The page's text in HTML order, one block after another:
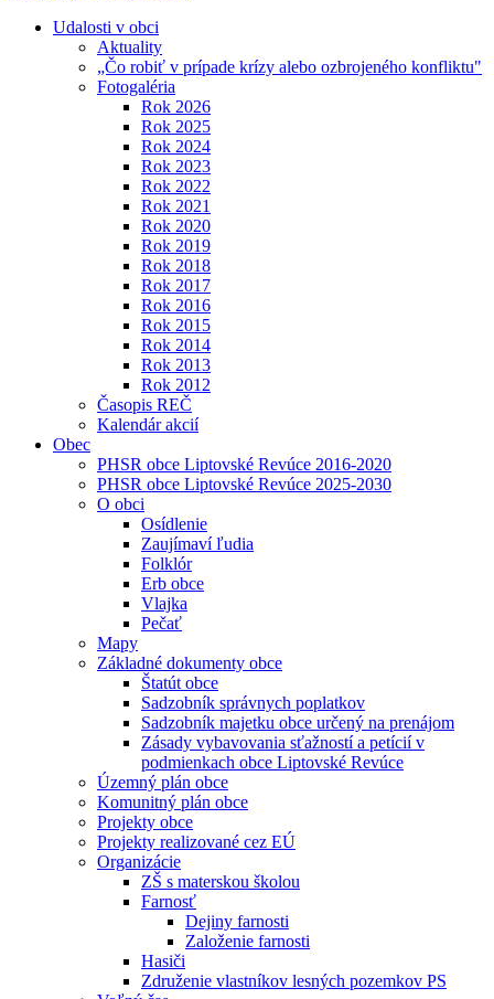
Udalosti v obci
Aktuality
„Čo robiť v prípade krízy alebo ozbrojeného konfliktu"
Fotogaléria
Rok 2026
Rok 2025
Rok 2024
Rok 2023
Rok 2022
Rok 2021
Rok 2020
Rok 2019
Rok 2018
Rok 2017
Rok 2016
Rok 2015
Rok 2014
Rok 2013
Rok 2012
Časopis REČ
Kalendár akcií
Obec
PHSR obce Liptovské Revúce 2016-2020
PHSR obce Liptovské Revúce 2025-2030
O obci
Osídlenie
Zaujímaví ľudia
Folklór
Erb obce
Vlajka
Pečať
Mapy
Základné dokumenty obce
Štatút obce
Sadzobník správnych poplatkov
Sadzobník majetku obce určený na prenájom
Zásady vybavovania sťažností a petícií v
podmienkach obce Liptovské Revúce
Územný plán obce
Komunitný plán obce
Projekty obce
Projekty realizované cez EÚ
Organizácie
ZŠ s materskou školou
Farnosť
Dejiny farnosti
Založenie farnosti
Hasiči
Združenie vlastníkov lesných pozemkov PS